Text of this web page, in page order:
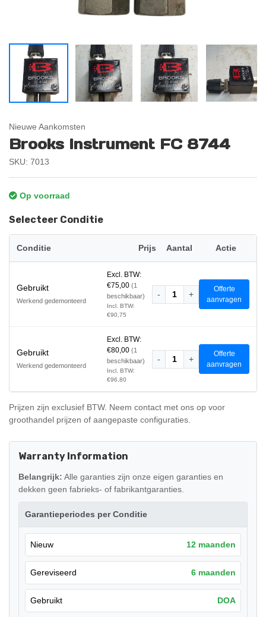
Nieuwe Aankomsten
Brooks Instrument FC 8744
SKU: 7013
Op voorraad
Selecteer Conditie
Conditie Prijs Aantal Actie
Gebruikt
Werkend gedemonteerd
Excl. BTW:
€75,00 (1
beschikbaar)
Incl. BTW:
€90,75
- 1 +
Offerte
aanvragen
Gebruikt
Werkend gedemonteerd
Excl. BTW:
€80,00 (1
beschikbaar)
Incl. BTW:
€96,80
- 1 +
Offerte
aanvragen
Prijzen zijn exclusief BTW. Neem contact met ons op voor
groothandel prijzen of aangepaste configuraties.
Warranty Information
Belangrijk: Alle garanties zijn onze eigen garanties en
dekken geen fabrieks- of fabrikantgaranties.
Garantieperiodes per Conditie
Nieuw 12 maanden
Gereviseerd 6 maanden
Gebruikt DOA